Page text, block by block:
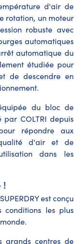
d'air de
rotation, un moteur
robuste avec
automatiques
automatique du
étudiée pour
de descendre en
du bloc de
par COLTRI depuis
répondre aux
d'air et de
dans les
!
est conçu
les plus
grands centres de